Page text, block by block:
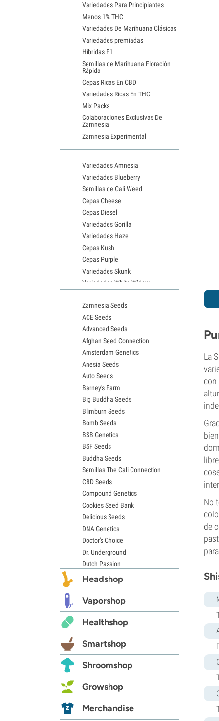
La
con
No
de
Variedades Para Principiantes
Menos 1% THC
Variedades De Marihuana Clásicas
Variedades premiadas
Híbridas F1
Semillas de Marihuana Floración
Rápida
Cepas Ricas En CBD
Variedades Ricas En THC
Mix Packs
Colaboraciones Exclusivas De
Zamnesia
Zamnesia Experimental
Variedades Amnesia
Variedades Blueberry
Semillas de Cali Weed
Cepas Cheese
Cepas Diesel
Variedades Gorilla
Variedades Haze
Cepas Kush
Cepas Purple
Variedades Skunk
Variedades White Widow
Semillas de Granddaddy Purple
Semillas de OG Kush
Semillas de Blue Dream
Semillas de Lemon Haze
Semillas de Bruce Banner
Semillas de Gelato
Semillas de Sour Diesel
Semillas de Jack Herer
Semillas de Girl Scout Cookies
Semillas de Wedding Cake
Semillas de Zkittlez
Semillas de Pineapple Express
Semillas de Chemdawg
Semillas de Hindu Kush
Semillas de Mimosa
Zamnesia Seeds
ACE Seeds
Advanced Seeds
Afghan Seed Connection
Amsterdam Genetics
Anesia Seeds
Auto Seeds
Barney's Farm
Big Buddha Seeds
Blimburn Seeds
Bomb Seeds
BSB Genetics
BSF Seeds
Buddha Seeds
Semillas The Cali Connection
CBD Seeds
Compound Genetics
Cookies Seed Bank
Delicious Seeds
DNA Genetics
Doctor's Choice
Dr. Underground
Dutch Passion
Elite Seeds
Exotic Seed
Expert Seeds
FastBuds
Female Seeds
French Touch Seeds
Garden of Green
GeneSeeds
G13 Labs
Grass-O-Matic
Headshop
Vaporshop
Healthshop
Smartshop
Shroomshop
Growshop
Merchandise